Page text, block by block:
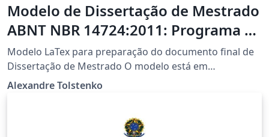
Modelo de Dissertação de Mestrado
ABNT NBR 14724:2011: Programa de
Pós-Graduação em Ciência da
Computação Universidade Federal
do Piauí Versão: v0.9
Modelo LaTex para preparação do documento final de
Dissertação de Mestrado O modelo está em
conformidade com ABNT NBR 14724:2011: Programa de
Alexandre Tolstenko